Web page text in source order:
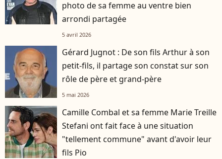
photo de sa femme au ventre bien
arrondi partagée
5 avril 2026
Gérard Jugnot : De son fils Arthur à son
petit-fils, il partage son constat sur son
rôle de père et grand-père
5 mai 2026
Camille Combal et sa femme Marie Treille
Stefani ont fait face à une situation
"tellement commune" avant d'avoir leur
fils Pio